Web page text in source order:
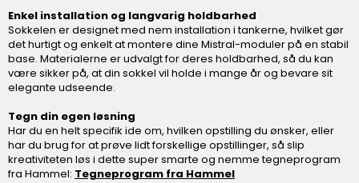
Enkel installation og langvarig holdbarhed
Sokkelen er designet med nem installation i tankerne, hvilket gør
det hurtigt og enkelt at montere dine Mistral-moduler på en stabil
base. Materialerne er udvalgt for deres holdbarhed, så du kan
være sikker på, at din sokkel vil holde i mange år og bevare sit
elegante udseende.
Tegn din egen løsning
Har du en helt specifik ide om, hvilken opstilling du ønsker, eller
har du brug for at prøve lidt forskellige opstillinger, så slip
kreativiteten løs i dette super smarte og nemme tegneprogram
fra Hammel: Tegneprogram fra Hammel